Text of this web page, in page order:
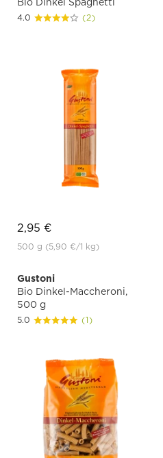
Bio Dinkel Spaghetti
4.0 (2)
2,95 €
500 g (5,90 €/1 kg)
Gustoni
Bio Dinkel-Maccheroni,
500 g
5.0 (1)